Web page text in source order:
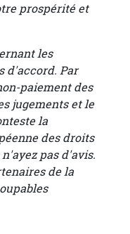
prospérité et
les
d'accord. Par
paiement des
jugements et le
la
des droits
pas d'avis.
de la